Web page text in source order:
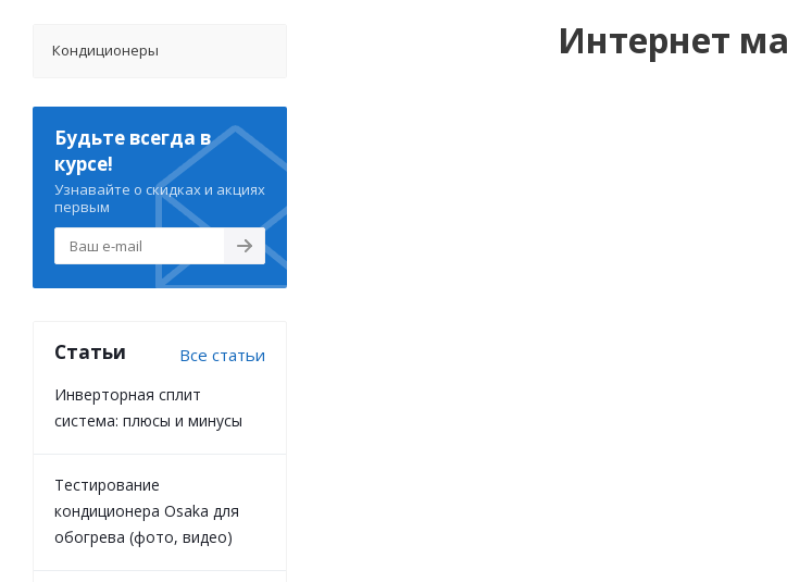
Интернет
Кондиционеры
Будьте всегда в
курсе!
Узнавайте о скидках и акциях
первым
Статьи Все статьи
Инверторная сплит
система: плюсы и минусы
Тестирование
кондиционера Osaka для
обогрева (фото, видео)